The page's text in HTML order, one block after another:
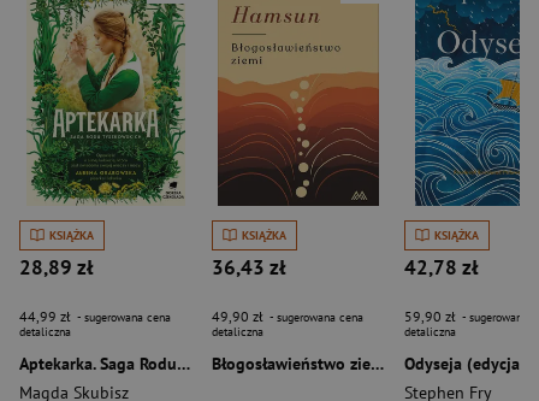
KSIĄŻKA
28,89 zł
44,99 zł - sugerowana cena
detaliczna
Aptekarka. Saga Rodu Tyszkowskich. Tom 1
Magda Skubisz
KSIĄŻKA
36,43 zł
49,90 zł - sugerowana cena
detaliczna
Błogosławieństwo ziemi
KSIĄŻKA
42,78 zł
59,90 zł - sugerowana
detaliczna
Stephen Fry